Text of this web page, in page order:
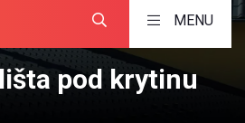
MENU
pod krytinu